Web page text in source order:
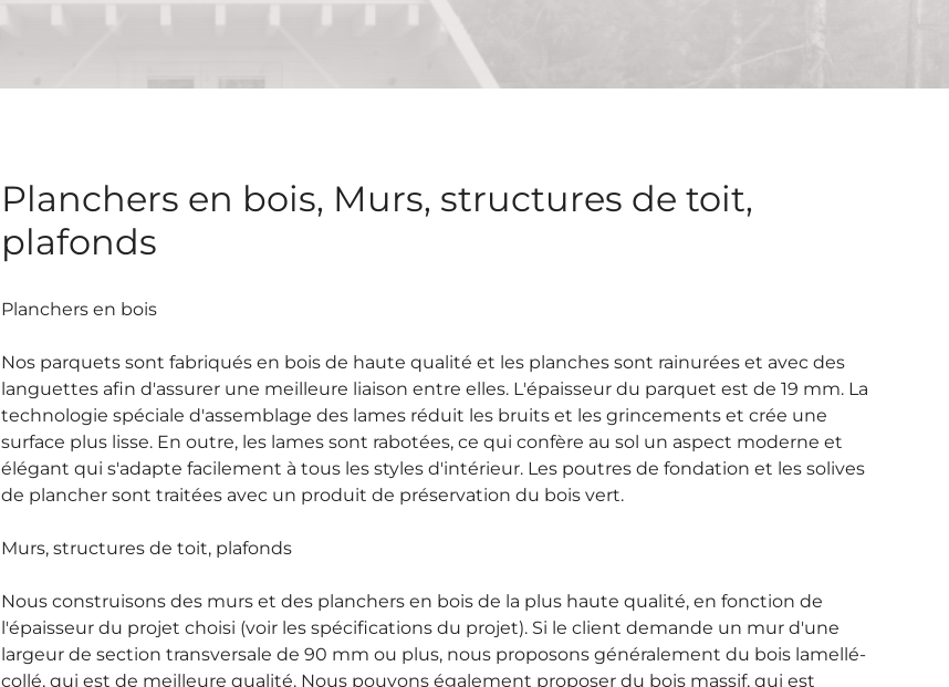
Planchers en bois, Murs, structures de toit,
plafonds
Planchers en bois
Nos parquets sont fabriqués en bois de haute qualité et les planches sont rainurées et avec des
languettes afin d'assurer une meilleure liaison entre elles. L'épaisseur du parquet est de 19 mm. La
technologie spéciale d'assemblage des lames réduit les bruits et les grincements et crée une
surface plus lisse. En outre, les lames sont rabotées, ce qui confère au sol un aspect moderne et
élégant qui s'adapte facilement à tous les styles d'intérieur. Les poutres de fondation et les solives
de plancher sont traitées avec un produit de préservation du bois vert.
Murs, structures de toit, plafonds
Nous construisons des murs et des planchers en bois de la plus haute qualité, en fonction de
l'épaisseur du projet choisi (voir les spécifications du projet). Si le client demande un mur d'une
largeur de section transversale de 90 mm ou plus, nous proposons généralement du bois lamellé-
collé, qui est de meilleure qualité. Nous pouvons également proposer du bois massif, qui est